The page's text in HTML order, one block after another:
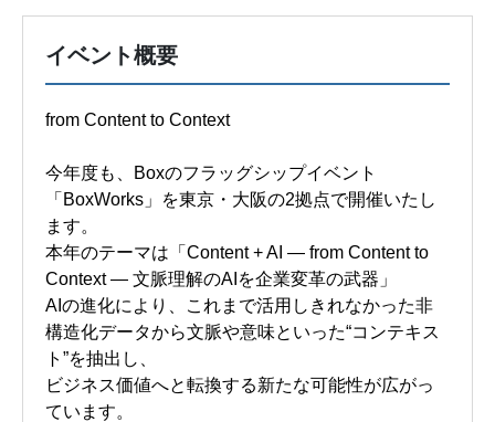
イベント概要
from Content to Context
今年度も、Boxのフラッグシップイベント
「BoxWorks」を東京・大阪の2拠点で開催いたし
ます。
本年のテーマは「Content + AI ― from Content to
Context ― 文脈理解のAIを企業変革の武器」
AIの進化により、これまで活用しきれなかった非
構造化データから文脈や意味といった“コンテキス
ト”を抽出し、
ビジネス価値へと転換する新たな可能性が広がっ
ています。